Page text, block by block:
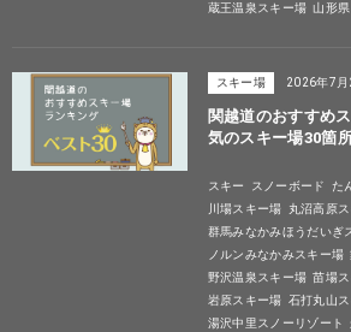
蔵王温泉スキー場 山形県
スキー場 2026年7月
関越道のおすすめ
気のスキー場30箇
スキー スノーボード
た
川場スキー場
丸沼高原
群馬みなかみほうだいぎ
ノルンみなかみスキー場
野沢温泉スキー場 苗場
岩原スキー場 石打丸山
湯沢中里スノーリゾート